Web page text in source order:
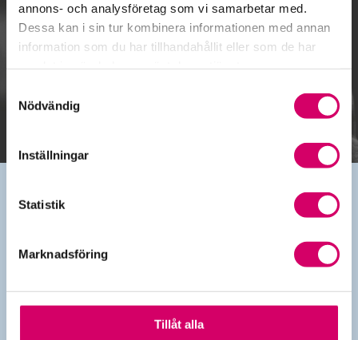
annons- och analysföretag som vi samarbetar med.
Dessa kan i sin tur kombinera informationen med annan
information som du har tillhandahållit eller som de har
Nödvändig
Inställningar
Statistik
Marknadsföring
Tillåt alla
Gå till kalendariet
010-483 80 00